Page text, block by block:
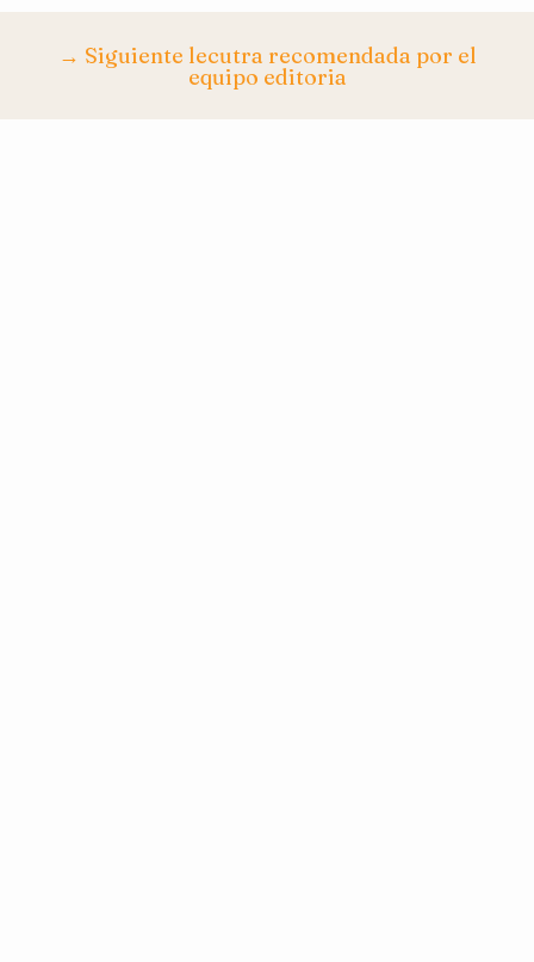
→ Siguiente lecutra recomendada por el
equipo editoria